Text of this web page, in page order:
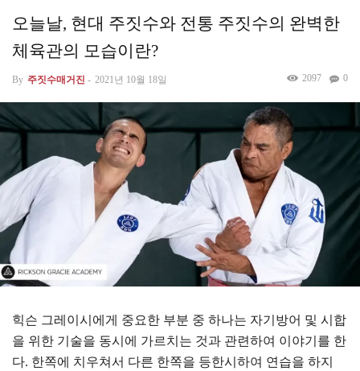
오늘날, 현대 주짓수와 전통 주짓수의 완벽한
체육관의 모습이란?
By 주짓수매거진 - 2021년 10월 18일 0
2097
힉슨 그레이시에게 중요한 부분 중 하나는 자기방어 및 시합
을 위한 기술을 동시에 가르치는 것과 관련하여 이야기를 한
다. 한쪽에 치우쳐서 다른 한쪽을 등한시하여 연습을 하지